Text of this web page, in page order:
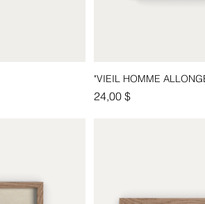
"VIEIL HOMME
Prix
24,00 $